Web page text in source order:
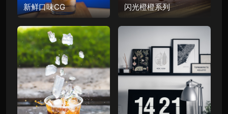
新鲜口味CG 闪光橙橙系列